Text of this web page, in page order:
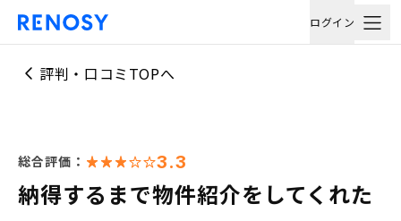
ログイン
評判・口コミTOPへ
総合評価： 3.3
納得するまで物件紹介をしてくれた